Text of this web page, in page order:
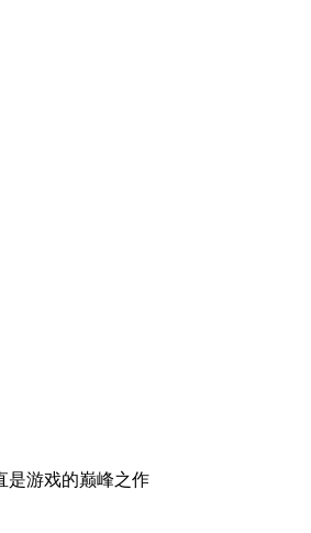
是游戏的巅峰之作